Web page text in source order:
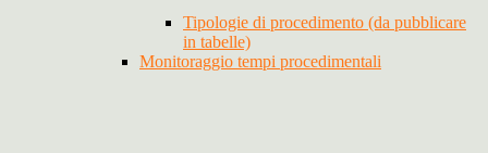
Tipologie di procedimento (da pubblicare
in tabelle)
Monitoraggio tempi procedimentali